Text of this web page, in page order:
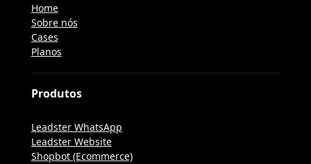
Home
Sobre nós
Cases
Planos
Produtos
Leadster WhatsApp
Leadster Website
Shopbot (Ecommerce)